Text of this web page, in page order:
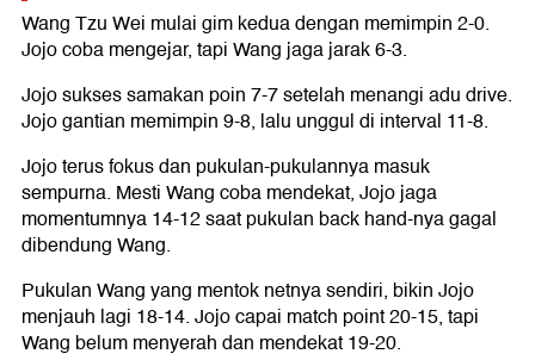
Wang Tzu Wei mulai gim kedua dengan memimpin 2-0.
Jojo coba mengejar, tapi Wang jaga jarak 6-3.
Jojo sukses samakan poin 7-7 setelah menangi adu drive.
Jojo gantian memimpin 9-8, lalu unggul di interval 11-8.
Jojo terus fokus dan pukulan-pukulannya masuk
sempurna. Mesti Wang coba mendekat, Jojo jaga
momentumnya 14-12 saat pukulan back hand-nya gagal
dibendung Wang.
Pukulan Wang yang mentok netnya sendiri, bikin Jojo
menjauh lagi 18-14. Jojo capai match point 20-15, tapi
Wang belum menyerah dan mendekat 19-20.